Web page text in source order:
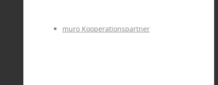
muro Kooperationspartner